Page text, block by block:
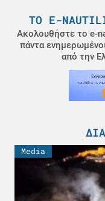
ΤΟ E-
Ακολουθήστε το e-
πάντα
από την
Media